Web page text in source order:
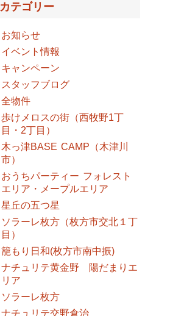
カテゴリー
お知らせ
イベント情報
キャンペーン
スタッフブログ
全物件
歩けメロスの街（西牧野1丁
目・2丁目）
木っ津BASE CAMP（木津川
市）
おうちパーティー フォレスト
エリア・メープルエリア
星丘の五つ星
ソラーレ枚方（枚方市交北１丁
目）
籠もり日和(枚方市南中振)
ナチュリテ黄金野 陽だまりエ
リア
ソラーレ枚方
ナチュリテ交野倉治